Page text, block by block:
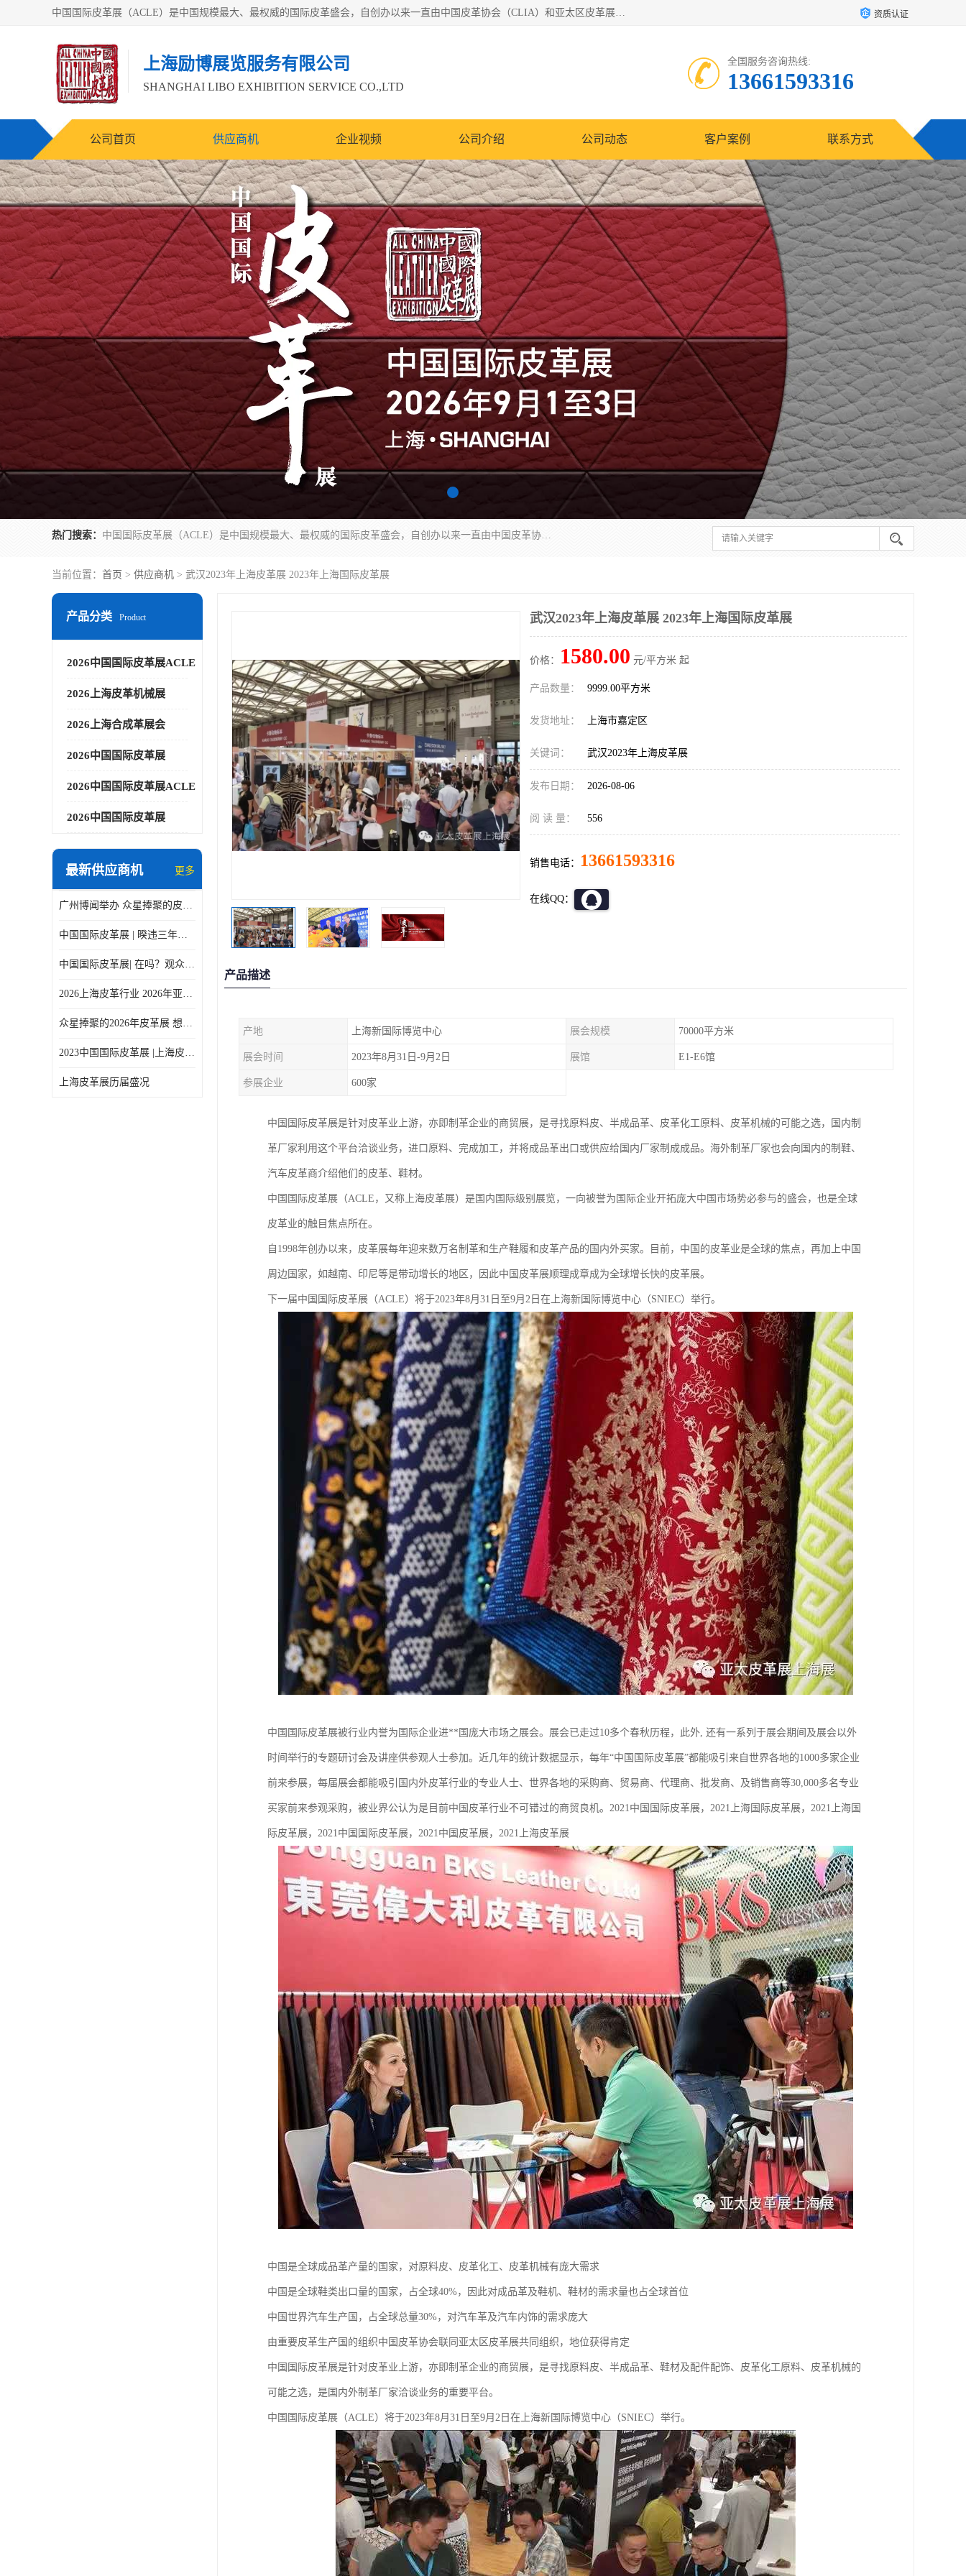
中国国际皮革展（ACLE）是中国规模最大、最权威的国际皮革盛会，自创办以来一直由中国皮革协会（CLIA）和亚太区皮革展有限公司（APLF）共同举办 资质认证
上海励博展览服务有限公司
SHANGHAI LIBO EXHIBITION SERVICE CO.,LTD
全国服务咨询热线:
13661593316
公司首页 供应商机 企业视频 公司介绍 公司动态 客户案例 联系方式
热门搜索： 中国国际皮革展（ACLE）是中国规模最大、最权威的国际皮革盛会，自创办以来一直由中国皮革协会（CLIA）和亚太区皮革展有限公司（APLF）共同举办
当前位置： 首页 > 供应商机 > 武汉2023年上海皮革展 2023年上海国际皮革展
产品分类 Product
2026中国国际皮革展ACLE
2026上海皮革机械展
2026上海合成革展会
2026中国国际皮革展
2026中国国际皮革展ACLE
2026中国国际皮革展
最新供应商机 更多
广州博闻举办 众星捧聚的皮革展
中国国际皮革展 | 暌违三年，9月上海见！
中国国际皮革展| 在吗？观众预登记在线Cue你了
2026上海皮革行业 2026年亚太皮革展上海展
众星捧聚的2026年皮革展 想参加
2023中国国际皮革展 |上海皮革展 |行业盛事回归，重振中国皮革业
上海皮革展历届盛况
武汉2023年上海皮革展 2023年上海国际皮革展
价格： 1580.00 元/平方米 起
产品数量： 9999.00平方米
发货地址： 上海市嘉定区
关键词： 武汉2023年上海皮革展
发布日期： 2026-08-06
阅 读 量： 556
销售电话： 13661593316
在线QQ：
产品描述
产地 上海新国际博览中心 展会规模 70000平方米
展会时间 2023年8月31日-9月2日 展馆 E1-E6馆
参展企业 600家
中国国际皮革展是针对皮革业上游，亦即制革企业的商贸展，是寻找原料皮、半成品革、皮革化工原料、皮革机械的可能之选，国内制
革厂家利用这个平台洽谈业务，进口原料、完成加工，并将成品革出口或供应给国内厂家制成成品。海外制革厂家也会向国内的制鞋、
汽车皮革商介绍他们的皮革、鞋材。
中国国际皮革展（ACLE，又称上海皮革展）是国内国际级别展览，一向被誉为国际企业开拓庞大中国市场势必参与的盛会，也是全球
皮革业的触目焦点所在。
自1998年创办以来，皮革展每年迎来数万名制革和生产鞋履和皮革产品的国内外买家。目前，中国的皮革业是全球的焦点，再加上中国
周边国家，如越南、印尼等是带动增长的地区，因此中国皮革展顺理成章成为全球增长快的皮革展。
下一届中国国际皮革展（ACLE）将于2023年8月31日至9月2日在上海新国际博览中心（SNIEC）举行。
中国国际皮革展被行业内誉为国际企业进**国庞大市场之展会。展会已走过10多个春秋历程，此外, 还有一系列于展会期间及展会以外
时间举行的专题研讨会及讲座供参观人士参加。近几年的统计数据显示，每年“中国国际皮革展”都能吸引来自世界各地的1000多家企业
前来参展，每届展会都能吸引国内外皮革行业的专业人士、世界各地的采购商、贸易商、代理商、批发商、及销售商等30,000多名专业
买家前来参观采购，被业界公认为是目前中国皮革行业不可错过的商贸良机。2021中国国际皮革展，2021上海国际皮革展，2021上海国
际皮革展，2021中国国际皮革展，2021中国皮革展，2021上海皮革展
中国是全球成品革产量的国家，对原料皮、皮革化工、皮革机械有庞大需求
中国是全球鞋类出口量的国家，占全球40%，因此对成品革及鞋机、鞋材的需求量也占全球首位
中国世界汽车生产国，占全球总量30%，对汽车革及汽车内饰的需求庞大
由重要皮革生产国的组织中国皮革协会联同亚太区皮革展共同组织，地位获得肯定
中国国际皮革展是针对皮革业上游，亦即制革企业的商贸展，是寻找原料皮、半成品革、鞋材及配件配饰、皮革化工原料、皮革机械的
可能之选，是国内外制革厂家洽谈业务的重要平台。
中国国际皮革展（ACLE）将于2023年8月31日至9月2日在上海新国际博览中心（SNIEC）举行。